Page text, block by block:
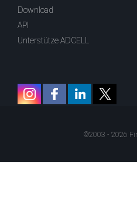
Download
API
Unterstütze ADCELL
©2003 - 2026